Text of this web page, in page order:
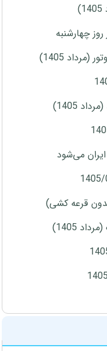
1405)
1405)
1405)